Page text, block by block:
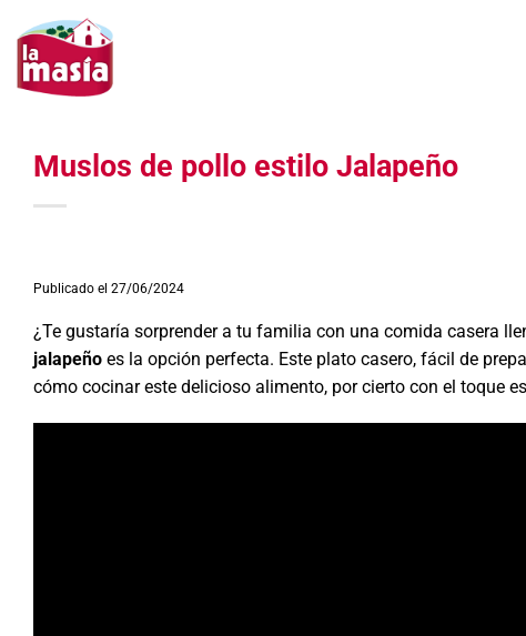
contenido
Muslos de pollo estilo Jalapeño
Publicado el 27/06/2024
¿Te gustaría sorprender a tu familia con una comida casera
jalapeño es la opción perfecta. Este plato casero, fácil de
cómo cocinar este delicioso alimento, por cierto con el toque